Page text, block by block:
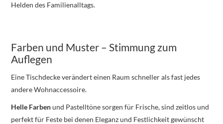
Helden des Familienalltags.
Farben und Muster – Stimmung zum
Auflegen
Eine Tischdecke verändert einen Raum schneller als fast jedes
andere Wohnaccessoire.
Helle Farbenund Pastelltöne sorgen für Frische, sind zeitlos und
perfekt für Feste bei denen Eleganz und Festlichkeit gewünscht